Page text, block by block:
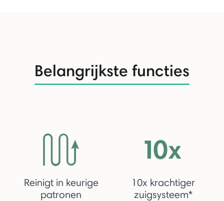
Belangrijkste functies
Reinigt in keurige
patronen
10x krachtiger
zuigsysteem*